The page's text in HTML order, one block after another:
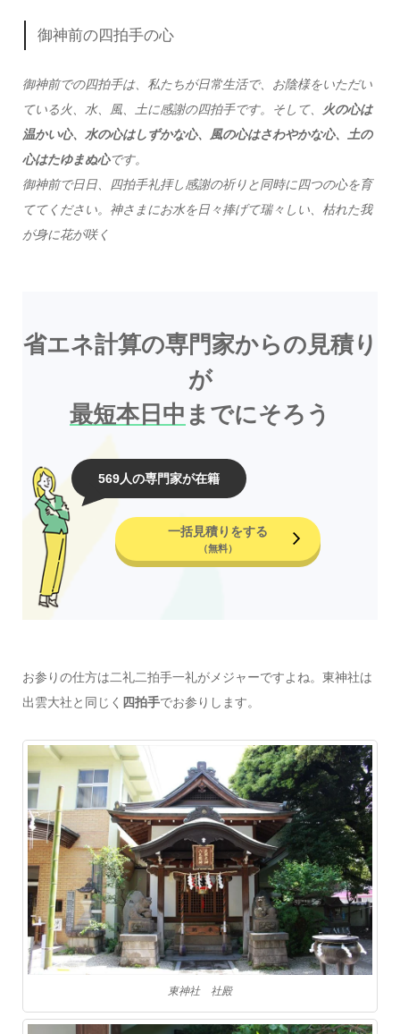
御神前の四拍手の心
御神前での四拍手は、私たちが日常生活で、お陰様をいただい
ている火、水、風、土に感謝の四拍手です。そして、
火の心は
温かい心、水の心はしずかな心、風の心はさわやかな心、土の
心はたゆまぬ心です。
御神前で日日、四拍手礼拝し感謝の祈りと同時に四つの心を育
ててください。神さまにお水を日々捧げて瑞々しい、枯れた我
が身に花が咲く
省エネ計算の専門家からの見積り
が
最短本日中 までにそろう
569人の専門家が在籍
一括見積りをする
（無料）
お参りの仕方は二礼二拍手一礼がメジャーですよね。東神社は
出雲大社と同じく 四拍手でお参りします。
東神社 社殿